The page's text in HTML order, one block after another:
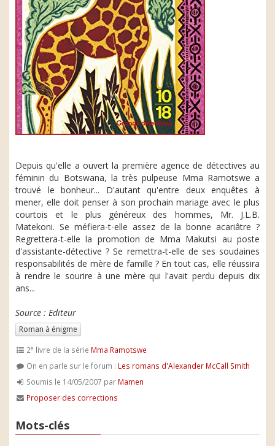
Depuis qu'elle a ouvert la première agence de détectives au
féminin du Botswana, la très pulpeuse Mma Ramotswe a
trouvé le bonheur... D'autant qu'entre deux enquêtes à
mener, elle doit penser à son prochain mariage avec le plus
courtois et le plus généreux des hommes, Mr. J.L.B.
Matekoni. Se méfiera-t-elle assez de la bonne acariâtre ?
Regrettera-t-elle la promotion de Mma Makutsi au poste
d'assistante-détective ? Se remettra-t-elle de ses soudaines
responsabilités de mère de famille ? En tout cas, elle réussira
à rendre le sourire à une mère qui l'avait perdu depuis dix
ans...
Source : Editeur
Roman à énigme
2e livre de la série Mma Ramotswe
On en parle sur le forum : Les romans d'Alexander McCall Smith
Soumis le 14/05/2007 par Mamen
Proposer des corrections
Mots-clés